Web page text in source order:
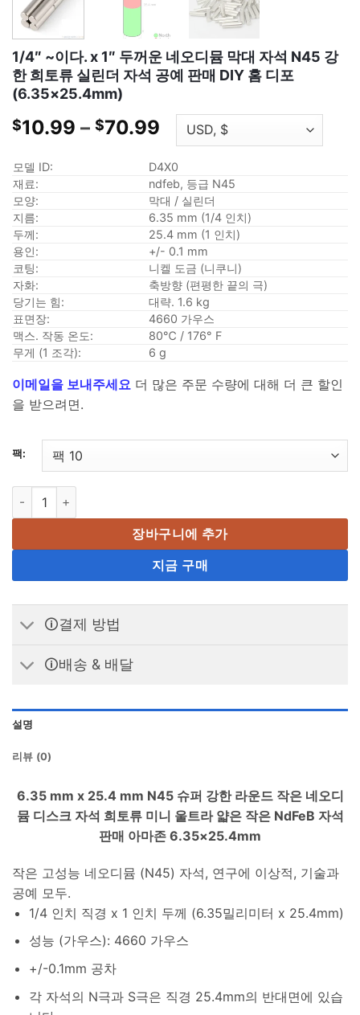
1/4″ ~이다. x 1″ 두꺼운 네오디뮴 막대 자석 N45 강
한 희토류 실린더 자석 공예 판매 DIY 홈 디포
(6.35×25.4mm)
$10.99 – $70.99
격
대:
$10.99
~
을
통
해
$70.99
모델 ID:
D4X0
재료:
ndfeb, 등급 N45
모양:
막대 / 실린더
지름:
6.35 mm (1/4 인치)
두께:
25.4 mm (1 인치)
용인:
+/- 0.1 mm
코팅:
니켈 도금 (니쿠니)
자화:
축방향 (편평한 끝의 극)
당기는 힘:
대략. 1.6 kg
표면장:
4660 가우스
맥스. 작동 온도:
80℃ / 176° F
무게 (1 조각):
6 g
이메일을 보내주세요 더 많은 주문 수량에 대해 더 큰 할인
을 받으려면.
팩:
1/4" ~이다. x 1" 두꺼운 네오디뮴 막대 자석 N45 강한 희토류 실린
장바구니에 추가
지금 구매
🛈결제 방법
🛈배송 & 배달
설명
리뷰 (0)
6.35 mm x 25.4 mm N45 슈퍼 강한 라운드 작은 네오디
뮴 디스크 자석 희토류 미니 울트라 얇은 작은 NdFeB 자석
판매 아마존 6.35×25.4mm
작은 고성능 네오디뮴 (N45) 자석, 연구에 이상적, 기술과
공예 모두.
1/4 인치 직경 x 1 인치 두께 (6.35밀리미터 x 25.4mm)
성능 (가우스): 4660 가우스
+/-0.1mm 공차
각 자석의 N극과 S극은 직경 25.4mm의 반대면에 있습